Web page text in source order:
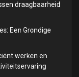
draagbaarheid
Een Grondige
werken en